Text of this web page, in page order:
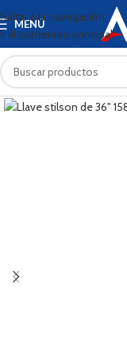
Saltar a la navegación
Ir al contenido principal
MENÚ